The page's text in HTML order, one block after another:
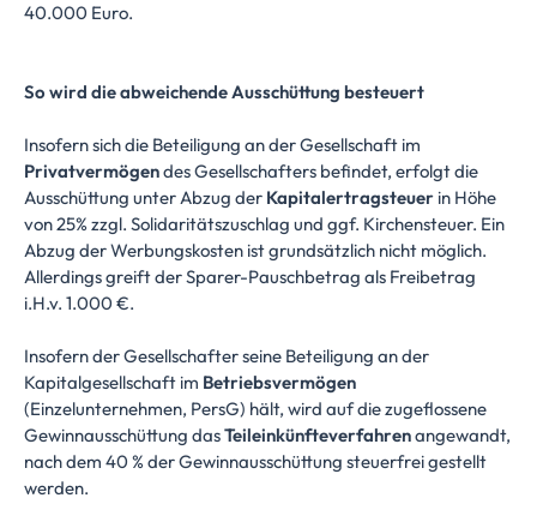
40.000 Euro.
So wird die abweichende Ausschüttung besteuert
Insofern sich die Beteiligung an der Gesellschaft im
Privatvermögendes Gesellschafters befindet, erfolgt die
Ausschüttung unter Abzug der Kapitalertragsteuer in Höhe
von 25% zzgl. Solidaritätszuschlag und ggf. Kirchensteuer. Ein
Abzug der Werbungskosten ist grundsätzlich nicht möglich.
Allerdings greift der Sparer-Pauschbetrag als Freibetrag
i.H.v. 1.000 €.
Insofern der Gesellschafter seine Beteiligung an der
Kapitalgesellschaft im Betriebsvermögen
(Einzelunternehmen, PersG) hält, wird auf die zugeflossene
Gewinnausschüttung dasTeileinkünfteverfahrenangewandt,
nach dem 40 % der Gewinnausschüttung steuerfrei gestellt
werden.